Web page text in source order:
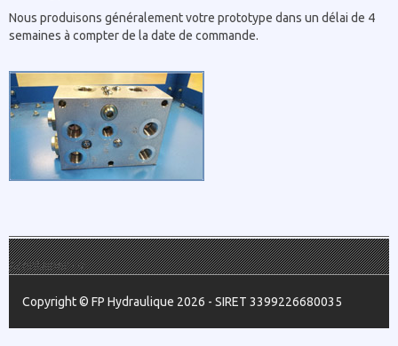
Nous produisons généralement votre prototype dans un délai de 4
semaines à compter de la date de commande.
/.container -->
Copyright © FP Hydraulique 2026 - SIRET 3399226680035